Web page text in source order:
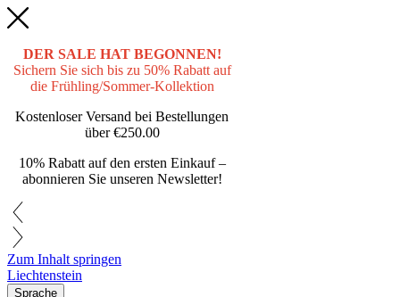
DER SALE HAT BEGONNEN!
Sichern Sie sich bis zu 50% Rabatt auf
die Frühling/Sommer-Kollektion
Kostenloser Versand bei Bestellungen
über€250.00
10% Rabatt auf den ersten Einkauf –
abonnieren Sie unseren Newsletter!
Zum Inhalt springen
Liechtenstein
Sprache